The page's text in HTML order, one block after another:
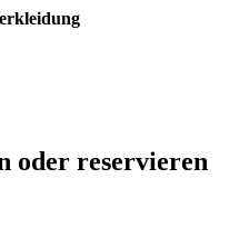
oder reservieren